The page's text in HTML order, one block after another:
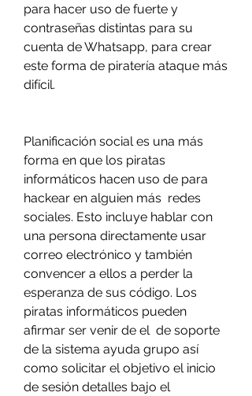
para hacer uso de fuerte y
contraseñas distintas para su
cuenta de Whatsapp, para crear
este forma de piratería ataque más
difícil.
Planificación social es una más
forma en que los piratas
informáticos hacen uso de para
hackear en alguien más  redes
sociales. Esto incluye hablar con
una persona directamente usar
correo electrónico y también
convencer a ellos a perder la
esperanza de sus código. Los
piratas informáticos pueden
afirmar ser venir de el  de soporte
de la sistema ayuda grupo así
como solicitar el objetivo el inicio
de sesión detalles bajo el